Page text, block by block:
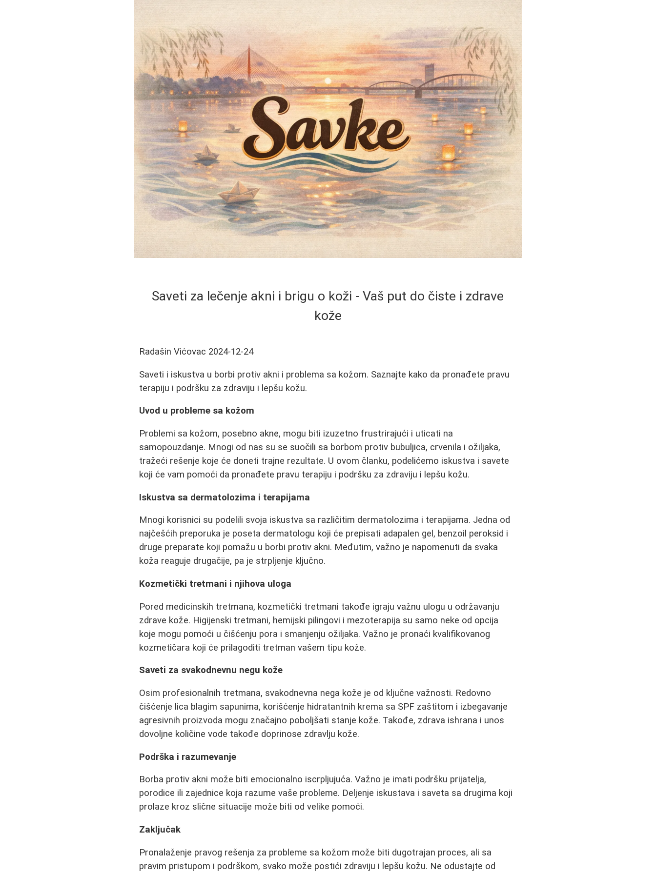
Saveti za lečenje akni i brigu o koži - Vaš put do čiste i zdrave
kože
Radašin Vićovac 2024-12-24
Saveti i iskustva u borbi protiv akni i problema sa kožom. Saznajte kako da pronađete pravu
terapiju i podršku za zdraviju i lepšu kožu.
Uvod u probleme sa kožom
Problemi sa kožom, posebno akne, mogu biti izuzetno frustrirajući i uticati na
samopouzdanje. Mnogi od nas su se suočili sa borbom protiv bubuljica, crvenila i ožiljaka,
tražeći rešenje koje će doneti trajne rezultate. U ovom članku, podelićemo iskustva i savete
koji će vam pomoći da pronađete pravu terapiju i podršku za zdraviju i lepšu kožu.
Iskustva sa dermatolozima i terapijama
Mnogi korisnici su podelili svoja iskustva sa različitim dermatolozima i terapijama. Jedna od
najčešćih preporuka je poseta dermatologu koji će prepisati adapalen gel, benzoil peroksid i
druge preparate koji pomažu u borbi protiv akni. Međutim, važno je napomenuti da svaka
koža reaguje drugačije, pa je strpljenje ključno.
Kozmetički tretmani i njihova uloga
Pored medicinskih tretmana, kozmetički tretmani takođe igraju važnu ulogu u održavanju
zdrave kože. Higijenski tretmani, hemijski pilingovi i mezoterapija su samo neke od opcija
koje mogu pomoći u čišćenju pora i smanjenju ožiljaka. Važno je pronaći kvalifikovanog
kozmetičara koji će prilagoditi tretman vašem tipu kože.
Saveti za svakodnevnu negu kože
Osim profesionalnih tretmana, svakodnevna nega kože je od ključne važnosti. Redovno
čišćenje lica blagim sapunima, korišćenje hidratantnih krema sa SPF zaštitom i izbegavanje
agresivnih proizvoda mogu značajno poboljšati stanje kože. Takođe, zdrava ishrana i unos
dovoljne količine vode takođe doprinose zdravlju kože.
Podrška i razumevanje
Borba protiv akni može biti emocionalno iscrpljujuća. Važno je imati podršku prijatelja,
porodice ili zajednice koja razume vaše probleme. Deljenje iskustava i saveta sa drugima koji
prolaze kroz slične situacije može biti od velike pomoći.
Zaključak
Pronalaženje pravog rešenja za probleme sa kožom može biti dugotrajan proces, ali sa
pravim pristupom i podrškom, svako može postići zdraviju i lepšu kožu. Ne odustajte od